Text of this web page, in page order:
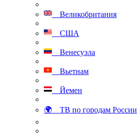
Великобритания
США
Венесуэла
Вьетнам
Йемен
🌍 ТВ по городам России